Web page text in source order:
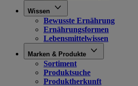
Wissen
Bewusste Ernährung
Ernährungsformen
Lebensmittelwissen
Marken & Produkte
Sortiment
Produktsuche
Produktherkunft